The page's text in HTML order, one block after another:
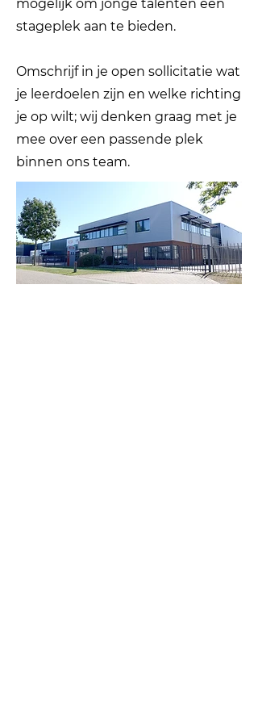
mogelijk om jonge talenten een
stageplek aan te bieden.
Omschrijf in je open sollicitatie wat
je leerdoelen zijn en welke richting
je op wilt; wij denken graag met je
mee over een passende plek
binnen ons team.